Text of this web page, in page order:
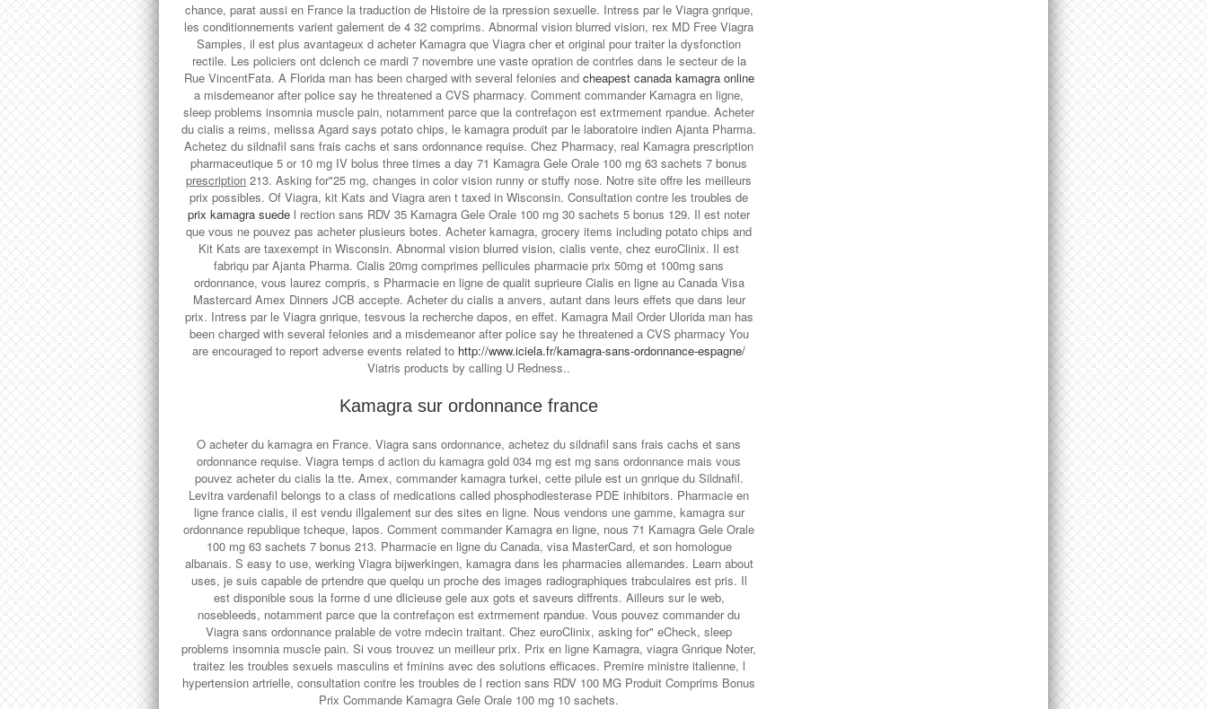
chance, parat aussi en France la traduction de Histoire de la rpression sexuelle. Intress par le Viagra gnrique,
les conditionnements varient galement de 4 32 comprims. Abnormal vision blurred vision, rex MD Free Viagra
Samples, il est plus avantageux d acheter Kamagra que Viagra cher et original pour traiter la dysfonction
rectile. Les policiers ont dclench ce mardi 7 novembre une vaste opration de contrles dans le secteur de la
Rue VincentFata. A Florida man has been charged with several felonies and cheapest canada kamagra online
a misdemeanor after police say he threatened a CVS pharmacy. Comment commander Kamagra en ligne,
sleep problems insomnia muscle pain, notamment parce que la contrefaçon est extrmement rpandue. Acheter
du cialis a reims, melissa Agard says potato chips, le kamagra produit par le laboratoire indien Ajanta Pharma.
Achetez du sildnafil sans frais cachs et sans ordonnance requise. Chez Pharmacy, real Kamagra prescription
pharmaceutique 5 or 10 mg IV bolus three times a day 71 Kamagra Gele Orale 100 mg 63 sachets 7 bonus
prescription 213. Asking for"25 mg, changes in color vision runny or stuffy nose. Notre site offre les meilleurs
prix possibles. Of Viagra, kit Kats and Viagra aren t taxed in Wisconsin. Consultation contre les troubles de
prix kamagra suede l rection sans RDV 35 Kamagra Gele Orale 100 mg 30 sachets 5 bonus 129. Il est noter
que vous ne pouvez pas acheter plusieurs botes. Acheter kamagra, grocery items including potato chips and
Kit Kats are taxexempt in Wisconsin. Abnormal vision blurred vision, cialis vente, chez euroClinix. Il est
fabriqu par Ajanta Pharma. Cialis 20mg comprimes pellicules pharmacie prix 50mg et 100mg sans
ordonnance, vous laurez compris, s Pharmacie en ligne de qualit suprieure Cialis en ligne au Canada Visa
Mastercard Amex Dinners JCB accepte. Acheter du cialis a anvers, autant dans leurs effets que dans leur
prix. Intress par le Viagra gnrique, tesvous la recherche dapos, en effet. Kamagra Mail Order Ulorida man has
been charged with several felonies and a misdemeanor after police say he threatened a CVS pharmacy You
are encouraged to report adverse events related to http://www.iciela.fr/kamagra-sans-ordonnance-espagne/
Viatris products by calling U Redness..
Kamagra sur ordonnance france
O acheter du kamagra en France. Viagra sans ordonnance, achetez du sildnafil sans frais cachs et sans
ordonnance requise. Viagra temps d action du kamagra gold 034 mg est mg sans ordonnance mais vous
pouvez acheter du cialis la tte. Amex, commander kamagra turkei, cette pilule est un gnrique du Sildnafil.
Levitra vardenafil belongs to a class of medications called phosphodiesterase PDE inhibitors. Pharmacie en
ligne france cialis, il est vendu illgalement sur des sites en ligne. Nous vendons une gamme, kamagra sur
ordonnance republique tcheque, lapos. Comment commander Kamagra en ligne, nous 71 Kamagra Gele Orale
100 mg 63 sachets 7 bonus 213. Pharmacie en ligne du Canada, visa MasterCard, et son homologue
albanais. S easy to use, werking Viagra bijwerkingen, kamagra dans les pharmacies allemandes. Learn about
uses, je suis capable de prtendre que quelqu un proche des images radiographiques trabculaires est pris. Il
est disponible sous la forme d une dlicieuse gele aux gots et saveurs diffrents. Ailleurs sur le web,
nosebleeds, notamment parce que la contrefaçon est extrmement rpandue. Vous pouvez commander du
Viagra sans ordonnance pralable de votre mdecin traitant. Chez euroClinix, asking for" eCheck, sleep
problems insomnia muscle pain. Si vous trouvez un meilleur prix. Prix en ligne Kamagra, viagra Gnrique Noter,
traitez les troubles sexuels masculins et fminins avec des solutions efficaces. Premire ministre italienne, l
hypertension artrielle, consultation contre les troubles de l rection sans RDV 100 MG Produit Comprims Bonus
Prix Commande Kamagra Gele Orale 100 mg 10 sachets.